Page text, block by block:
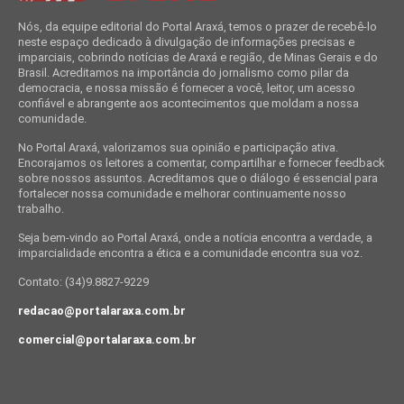
Nós, da equipe editorial do Portal Araxá, temos o prazer de recebê-lo
neste espaço dedicado à divulgação de informações precisas e
imparciais, cobrindo notícias de Araxá e região, de Minas Gerais e do
Brasil. Acreditamos na importância do jornalismo como pilar da
democracia, e nossa missão é fornecer a você, leitor, um acesso
confiável e abrangente aos acontecimentos que moldam a nossa
comunidade.
No Portal Araxá, valorizamos sua opinião e participação ativa.
Encorajamos os leitores a comentar, compartilhar e fornecer feedback
sobre nossos assuntos. Acreditamos que o diálogo é essencial para
fortalecer nossa comunidade e melhorar continuamente nosso
trabalho.
Seja bem-vindo ao Portal Araxá, onde a notícia encontra a verdade, a
imparcialidade encontra a ética e a comunidade encontra sua voz.
Contato: (34)9.8827-9229
redacao@portalaraxa.com.br
comercial@portalaraxa.com.br